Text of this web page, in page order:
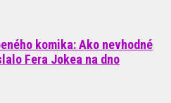
komika: Ako nevhodné
Fera Jokea na dno